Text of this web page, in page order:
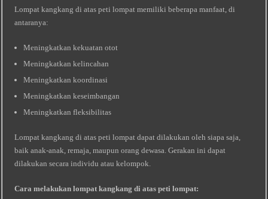
Lompat kangkang di atas peti lompat memiliki beberapa manfaat, di
antaranya:
Meningkatkan kekuatan otot
Meningkatkan kelincahan
Meningkatkan koordinasi
Meningkatkan keseimbangan
Meningkatkan fleksibilitas
Lompat kangkang di atas peti lompat dapat dilakukan oleh siapa saja,
baik anak-anak, remaja, maupun orang dewasa. Gerakan ini dapat
dilakukan secara individu atau kelompok.
Cara melakukan lompat kangkang di atas peti lompat: